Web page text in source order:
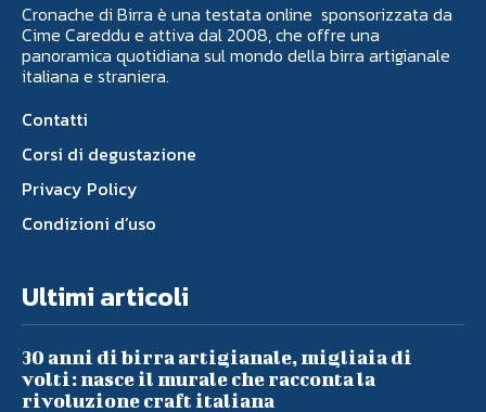
Cronache di Birra è una testata online sponsorizzata da
Cime Careddu e attiva dal 2008, che offre una
panoramica quotidiana sul mondo della birra artigianale
italiana e straniera.
Contatti
Corsi di degustazione
Privacy Policy
Condizioni d’uso
Ultimi articoli
30 anni di birra artigianale, migliaia di
volti: nasce il murale che racconta la
rivoluzione craft italiana